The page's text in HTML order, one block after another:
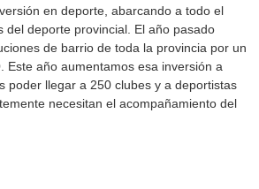
en deporte, abarcando a todo el
del deporte provincial. El año pasado
de barrio de toda la provincia por un
Este año aumentamos esa inversión a
poder llegar a 250 clubes y a deportistas
necesitan el acompañamiento del